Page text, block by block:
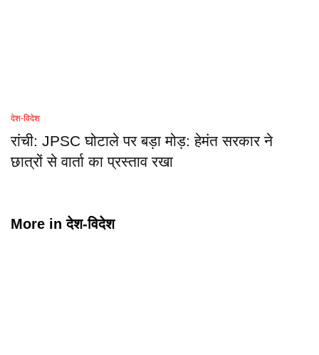
देश-विदेश
रांची: JPSC घोटाले पर बड़ा मोड़: हेमंत सरकार ने
छात्रों से वार्ता का प्रस्ताव रखा
More inदेश-विदेश